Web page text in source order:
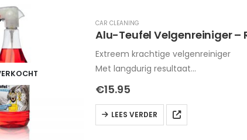
CAR CLEANING
Alu-Teufel Velgenreiniger –
Extreem krachtige velgenreiniger
Met langdurig resultaat
Geeft een moleculaire
€15.95
LEES VERDER